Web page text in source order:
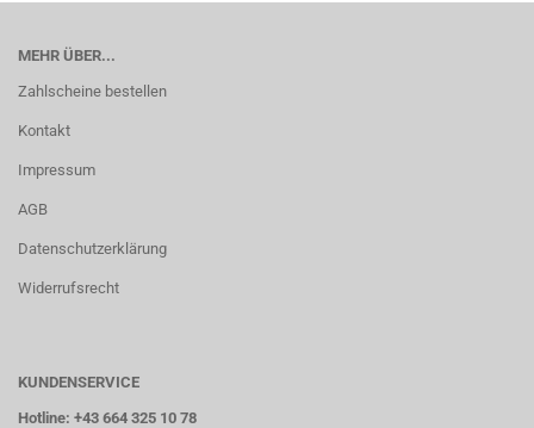
MEHR ÜBER...
Zahlscheine bestellen
Kontakt
Impressum
AGB
Datenschutzerklärung
Widerrufsrecht
KUNDENSERVICE
Hotline: +43 664 325 10 78